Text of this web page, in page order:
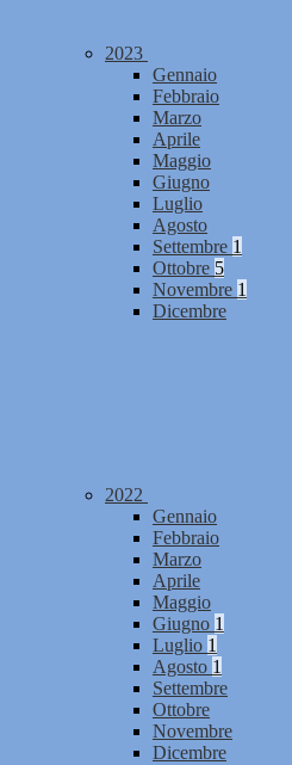
2023
Gennaio
Febbraio
Marzo
Aprile
Maggio
Giugno
Luglio
Agosto
Settembre 1
Ottobre 5
Novembre 1
Dicembre
2022
Gennaio
Febbraio
Marzo
Aprile
Maggio
Giugno 1
Luglio 1
Agosto 1
Settembre
Ottobre
Novembre
Dicembre